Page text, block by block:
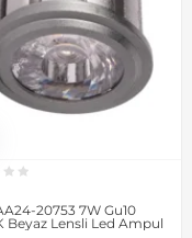
20753 7W Gu10
Beyaz Lensli Led Ampul